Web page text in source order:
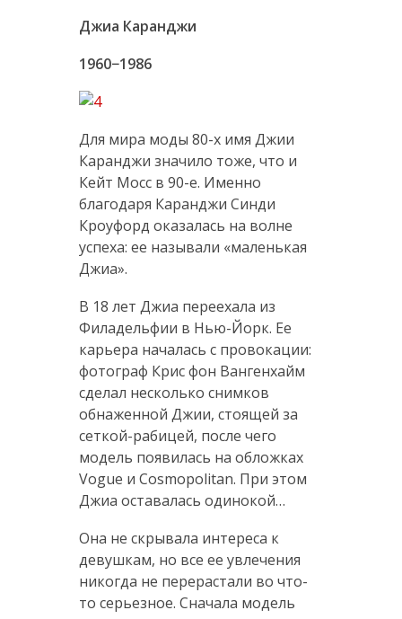
Джиа Каранджи
1960−1986
Для мира моды 80-х имя Джии
Каранджи значило тоже, что и
Кейт Мосс в 90-е. Именно
благодаря Каранджи Синди
Кроуфорд оказалась на волне
успеха: ее называли «маленькая
Джиа».
В 18 лет Джиа переехала из
Филадельфии в Нью-Йорк. Ее
карьера началась с провокации:
фотограф Крис фон Вангенхайм
сделал несколько снимков
обнаженной Джии, стоящей за
сеткой-рабицей, после чего
модель появилась на обложках
Vogue и Cosmopolitan. При этом
Джиа оставалась одинокой…
Она не скрывала интереса к
девушкам, но все ее увлечения
никогда не перерастали во что-
то серьезное. Сначала модель